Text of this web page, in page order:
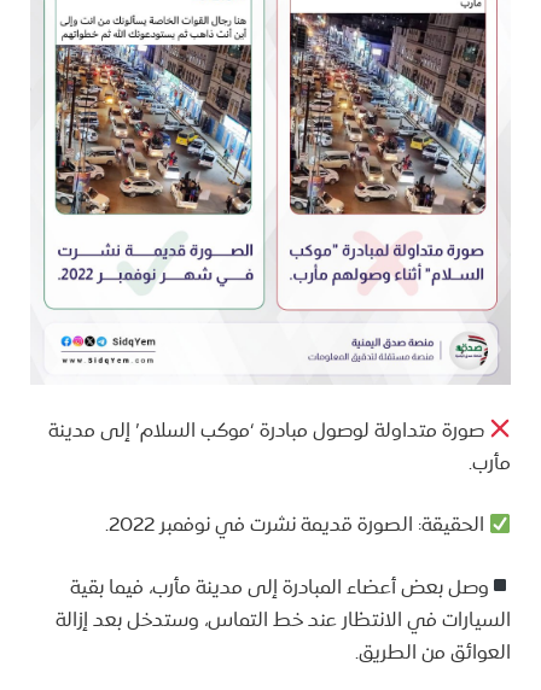
صورة متداولة لوصول مبادرة ‘موكب السلام’ إلى مدينة
مأرب.
الحقيقة: الصورة قديمة نشرت في نوفمبر 2022.
وصل بعض أعضاء المبادرة إلى مدينة مأرب، فيما بقية
السيارات في الانتظار عند خط التماس، وستدخل بعد إزالة
العوائق من الطريق.